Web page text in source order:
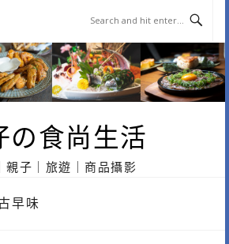
の食尚生活
親子｜旅遊｜商品攝影
早味